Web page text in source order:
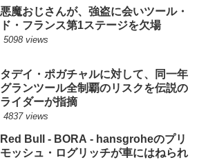
悪魔おじさんが、強盗に会いツール・
ド・フランス第1ステージを欠場
5098 views
タデイ・ポガチャルに対して、同一年
グランツール全制覇のリスクを伝説の
ライダーが指摘
4837 views
Red Bull - BORA - hansgroheのプリ
モッシュ・ログリッチが車にはねられ